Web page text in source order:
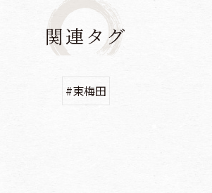
関連タグ
#東梅田